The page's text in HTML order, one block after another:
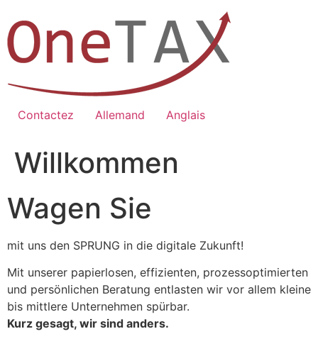
Inhalt
springen
Contactez Allemand Anglais
Willkommen
Wagen Sie
mit uns den SPRUNG in die digitale Zukunft!
Mit unserer papierlosen, effizienten, prozessoptimierten
und persönlichen Beratung entlasten wir vor allem kleine
bis mittlere Unternehmen spürbar.
Kurz gesagt, wir sind anders.